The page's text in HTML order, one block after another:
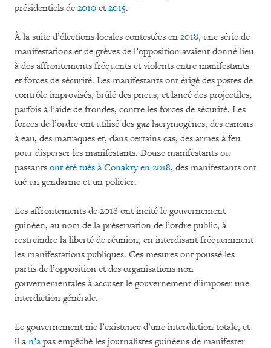
présidentiels de 2010 et 2015.
À la suite d’élections locales contestées en 2018, une série de
manifestations et de grèves de l’opposition avaient donné lieu
à des affrontements fréquents et violents entre manifestants
et forces de sécurité. Les manifestants ont érigé des postes de
contrôle improvisés, brûlé des pneus, et lancé des projectiles,
parfois à l’aide de frondes, contre les forces de sécurité. Les
forces de l’ordre ont utilisé des gaz lacrymogènes, des canons
à eau, des matraques et, dans certains cas, des armes à feu
pour disperser les manifestants. Douze manifestants ou
passants ont été tués à Conakry en 2018, des manifestants ont
tué un gendarme et un policier.
Les affrontements de 2018 ont incité le gouvernement
guinéen, au nom de la préservation de l’ordre public, à
restreindre la liberté de réunion, en interdisant fréquemment
les manifestations publiques. Ces mesures ont poussé les
partis de l’opposition et des organisations non
gouvernementales à accuser le gouvernement d’imposer une
interdiction générale.
Le gouvernement nie l’existence d’une interdiction totale, et
il a n’a pas empêché les journalistes guinéens de manifester